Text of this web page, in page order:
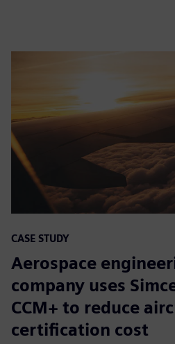
CASE STUDY
Aerospace
company uses
CCM+ to reduce
certification cost